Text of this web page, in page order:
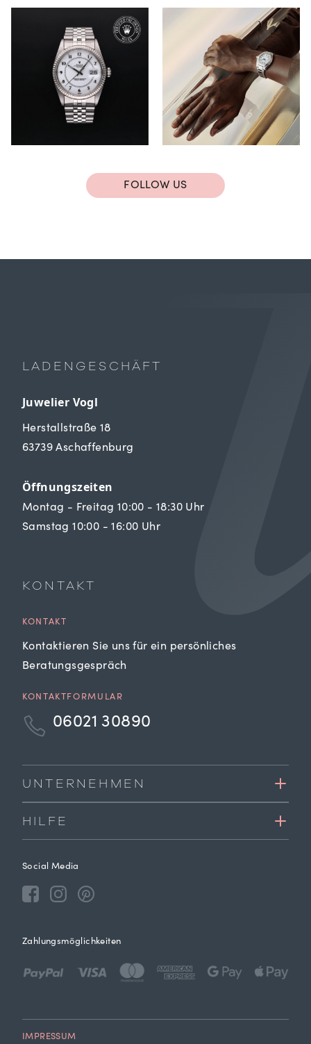
FOLLOW US
LADENGESCHÄFT
Juwelier Vogl
Herstallstraße 18
63739 Aschaffenburg
Öffnungszeiten
Montag - Freitag 10:00 - 18:30 Uhr
Samstag 10:00 - 16:00 Uhr
KONTAKT
KONTAKT
Kontaktieren Sie uns für ein persönliches
Beratungsgespräch
KONTAKTFORMULAR
06021 30890
UNTERNEHMEN
HILFE
Social Media
Zahlungsmöglichkeiten
IMPRESSUM